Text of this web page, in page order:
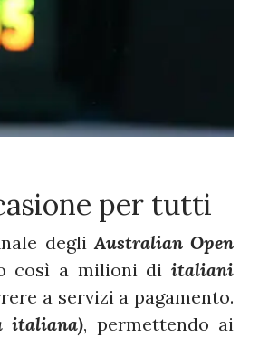
per tutti
degliAustralian Open
così a milioni diitaliani
a servizi a pagamento.
italiana), permettendo ai